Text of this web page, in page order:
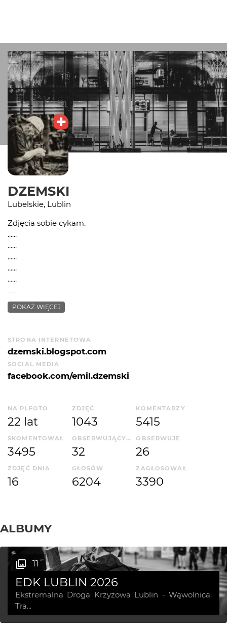
DZEMSKI
Lubelskie, Lublin
Zdjęcia sobie cykam.
......
......
......
......
......
......
......
......
Chemik. Specjalista mikroskopii elektronowej. Członek
Okręgu Lubelskiego ZPAF. Założyciel i prowadzący Koło
Fotograficzne Poczekajka. Twórca Galerii w Amfiteatrze
POKAŻ WIĘCEJ
STRONA INTERNETOWA
dzemski.blogspot.com
SOCIAL MEDIA
facebook.com/emil.dzemski
NA PLFOTO
22 lat
ZDJĘĆ
1043
KOMENTARZY
5415
SKOMENTOWAŁ
3495
OBSERWUJĄCYCH
32
OBSERWUJE
26
ZDJĘĆ DNIA
16
GŁOSÓW
6204
ZAGŁOSOWAŁ
3390
ALBUMY
11
EDK LUBLIN 2026
Ekstremalna Droga Krzyżowa Lublin - Wąwolnica.
Tra...